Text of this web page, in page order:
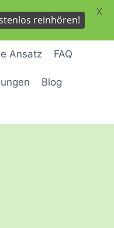
Ansatz FAQ
Blog
reinhören!
X